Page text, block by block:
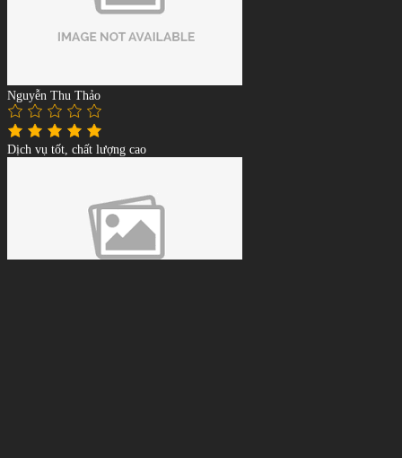
Nguyễn Thu Thảo
Dịch vụ tốt, chất lượng cao